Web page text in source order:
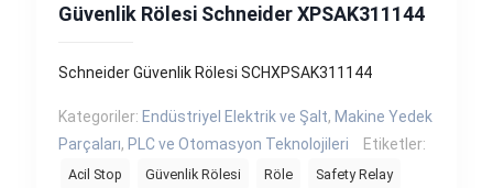
Güvenlik Rölesi Schneider XPSAK311144
Schneider Güvenlik Rölesi SCHXPSAK311144
Kategoriler: Endüstriyel Elektrik ve Şalt, Makine Yedek
Parçaları, PLC ve Otomasyon Teknolojileri Etiketler:
Acil Stop Güvenlik Rölesi Röle Safety Relay